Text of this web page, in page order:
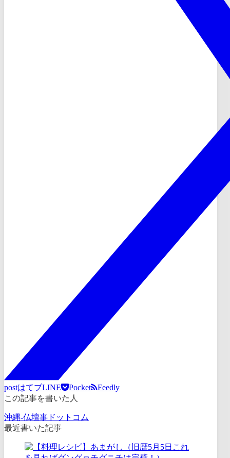
postはてブLINE Pocket
Feedly
この記事を書いた人
沖縄-仏壇事ドットコム
最近書いた記事